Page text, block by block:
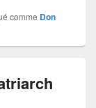
comme Don